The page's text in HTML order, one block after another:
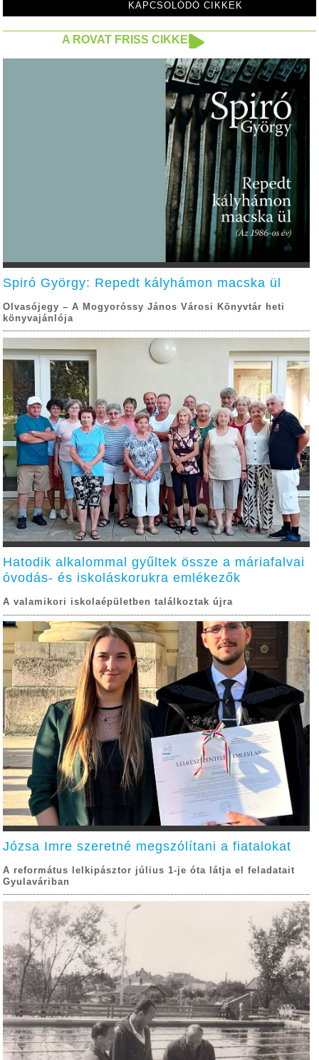
KAPCSOLÓDÓ CIKKEK
A ROVAT FRISS CIKKEI
Spiró György: Repedt kályhámon macska ül
Olvasójegy – A Mogyoróssy János Városi Könyvtár heti
könyvajánlója
Hatodik alkalommal gyűltek össze a máriafalvai
óvodás- és iskoláskorukra emlékezők
A valamikori iskolaépületben találkoztak újra
Józsa Imre szeretné megszólítani a fiatalokat
A református lelkipásztor július 1-je óta látja el feladatait
Gyulaváriban